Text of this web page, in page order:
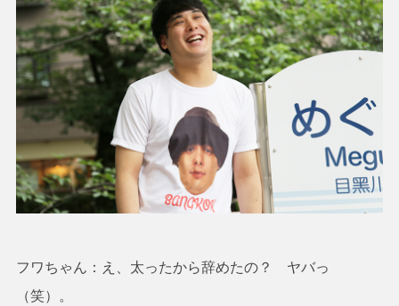
フワちゃん：え、太ったから辞めたの？ ヤバっ
（笑）。